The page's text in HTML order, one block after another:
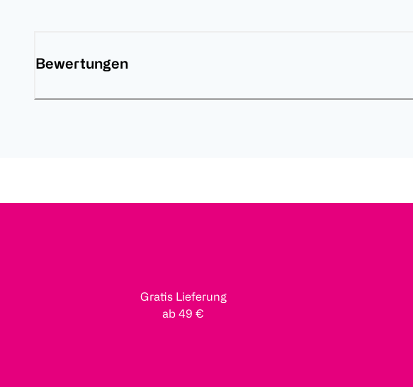
Bewertungen
Gratis Lieferung
ab 49 €